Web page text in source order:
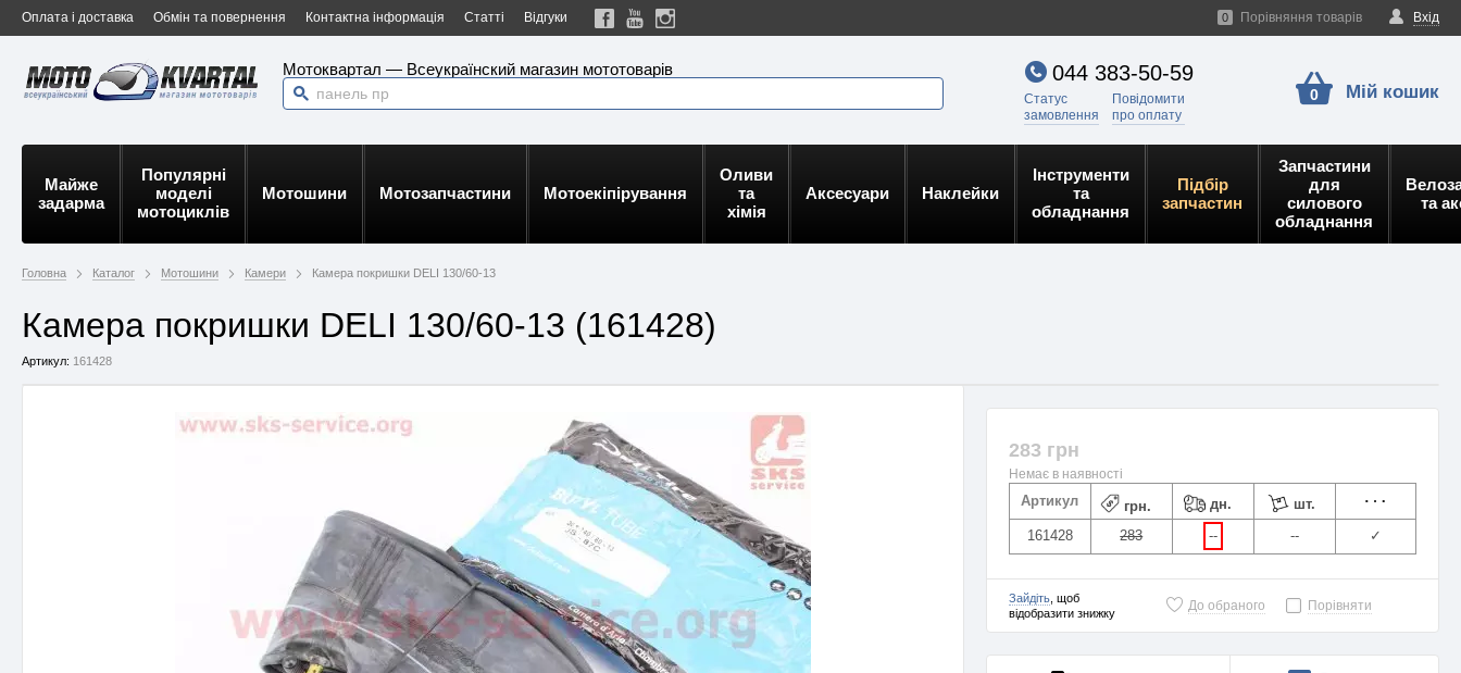
Оплата і доставка Обмін та повернення Контактна інформація Статті Відгуки Вхід
0 Порівняння товарів
Мотоквартал — Всеукраїнский магазин мототоварів 044 383-50-59
Статус
замовлення
Повідомити
про оплату
0 Мій кошик
Майже
задарма
Популярні
моделі
мотоциклів
Мотошини Мотозапчастини Мотоекіпірування
Оливи
та
хімія
Аксесуари Наклейки
Інструменти
та
обладнання
Підбір
запчастин
Запчастини
для
силового
обладнання
та
Головна Каталог Мотошини Камери Камера покришки DELI 130/60-13
Камера покришки DELI 130/60-13 (161428)
Артикул: 161428
283 грн
Немає в наявності
Артикул грн. дн.
шт.
161428
283 -- -- ✓
Зайдіть, щоб
відобразити знижку
До обраного Порівняти